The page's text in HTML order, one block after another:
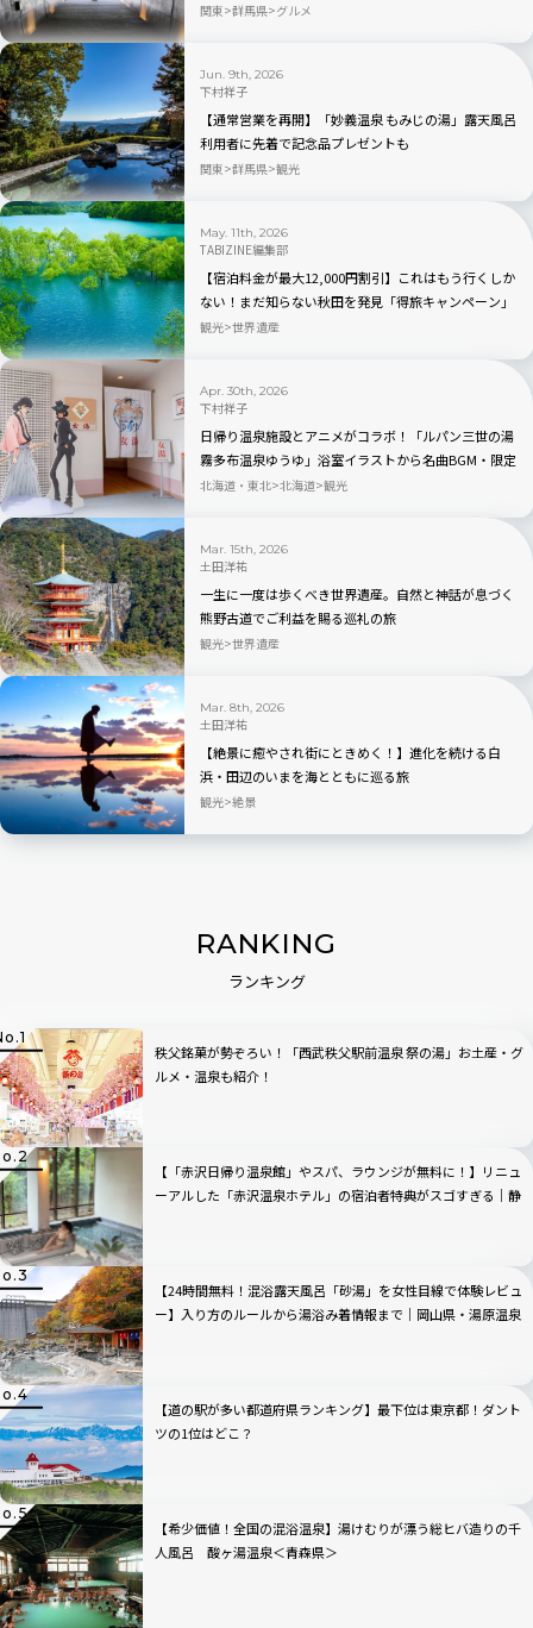
関東 群馬県 グルメ
Jun. 9th, 2026
下村祥子
【通常営業を再開】「妙義温泉 もみじの湯」露天風呂
利用者に先着で記念品プレゼントも
関東 群馬県 観光
May. 11th, 2026
TABIZINE編集部
【宿泊料金が最大12,000円割引】これはもう行くしか
ない！まだ知らない秋田を発見「得旅キャンペーン」
がスタート
観光 世界遺産
Apr. 30th, 2026
下村祥子
日帰り温泉施設とアニメがコラボ！「ルパン三世の湯
霧多布温泉ゆうゆ」浴室イラストから名曲BGM・限定
グッズも｜北海道
北海道・東北 北海道 観光
Mar. 15th, 2026
土田洋祐
一生に一度は歩くべき世界遺産。自然と神話が息づく
熊野古道でご利益を賜る巡礼の旅
観光 世界遺産
Mar. 8th, 2026
土田洋祐
【絶景に癒やされ街にときめく！】進化を続ける白
浜・田辺のいまを海とともに巡る旅
観光 絶景
RANKING
ランキング
秩父銘菓が勢ぞろい！「西武秩父駅前温泉 祭の湯」お土産・グ
ルメ・温泉も紹介！
【「赤沢日帰り温泉館」やスパ、ラウンジが無料に！】リニュ
ーアルした「赤沢温泉ホテル」の宿泊者特典がスゴすぎる｜静
【24時間無料！混浴露天風呂「砂湯」を女性目線で体験レビュ
ー】入り方のルールから湯浴み着情報まで｜岡山県・湯原温泉
【道の駅が多い都道府県ランキング】最下位は東京都！ダント
ツの1位はどこ？
【希少価値！全国の混浴温泉】湯けむりが漂う総ヒバ造りの千
人風呂 酸ヶ湯温泉＜青森県＞